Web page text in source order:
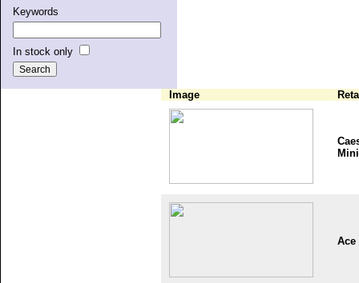
Keywords
In stock only
Image
Ace